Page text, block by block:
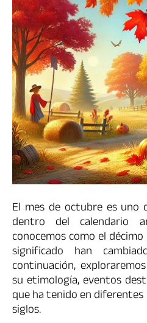
El mes de octubre es uno
dentro del calendario
conocemos como el
significado han
continuación,
su etimología, eventos
que ha tenido en
siglos.